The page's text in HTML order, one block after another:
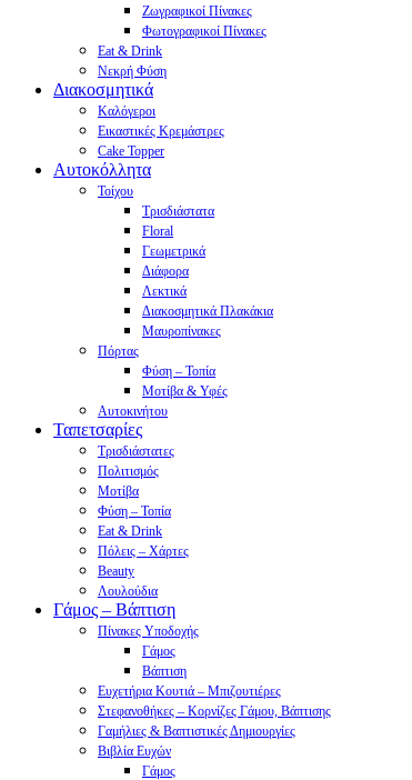
Ζωγραφικοί Πίνακες
Φωτογραφικοί Πίνακες
Eat & Drink
Νεκρή Φύση
Διακοσμητικά
Καλόγεροι
Εικαστικές Κρεμάστρες
Cake Topper
Αυτοκόλλητα
Τοίχου
Τρισδιάστατα
Floral
Γεωμετρικά
Διάφορα
Λεκτικά
Διακοσμητικά Πλακάκια
Μαυροπίνακες
Πόρτας
Φύση – Τοπία
Μοτίβα & Υφές
Αυτοκινήτου
Ταπετσαρίες
Τρισδιάστατες
Πολιτισμός
Μοτίβα
Φύση – Τοπία
Eat & Drink
Πόλεις – Χάρτες
Beauty
Λουλούδια
Γάμος – Βάπτιση
Πίνακες Υποδοχής
Γάμος
Βάπτιση
Ευχετήρια Κουτιά – Μπιζουτιέρες
Στεφανοθήκες – Κορνίζες Γάμου, Βάπτισης
Γαμήλιες & Βαπτιστικές Δημιουργίες
Βιβλία Ευχών
Γάμος